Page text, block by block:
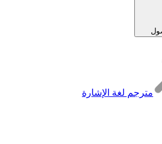
مترجم لغة الإشارة